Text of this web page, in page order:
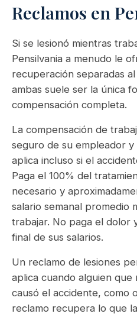
Reclamos en
Si se lesionó mientras
Pensilvania a menudo le
recuperación separadas
ambas suele ser la única
compensación completa.
La compensación de
seguro de su empleador
aplica incluso si el
Paga el 100% del
necesario y
salario semanal promedio
trabajar. No paga el dolor
final de sus salarios.
Un reclamo de lesiones
aplica cuando alguien
causó el accidente, como
reclamo recupera lo que